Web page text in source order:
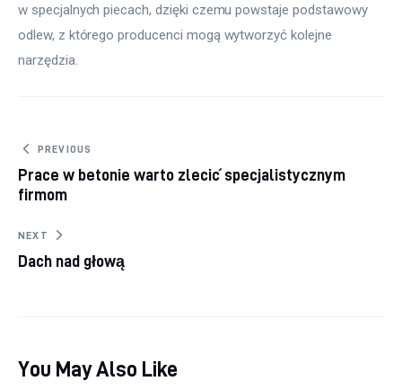
w specjalnych piecach, dzięki czemu powstaje podstawowy
odlew, z którego producenci mogą wytworzyć kolejne
narzędzia.
Nawigacja wpisu
PREVIOUS
Prace w betonie warto zlecić specjalistycznym
firmom
NEXT
Dach nad głową
You May Also Like